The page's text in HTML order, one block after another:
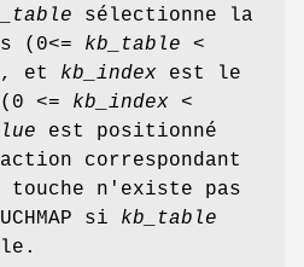
sélectionne la
(0<= kb_table <
et kb_index est le
<= kb_index <
est positionné
correspondant
touche n'existe pas
si kb_table